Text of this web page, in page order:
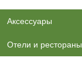
Аксессуары
Отели и рестораны